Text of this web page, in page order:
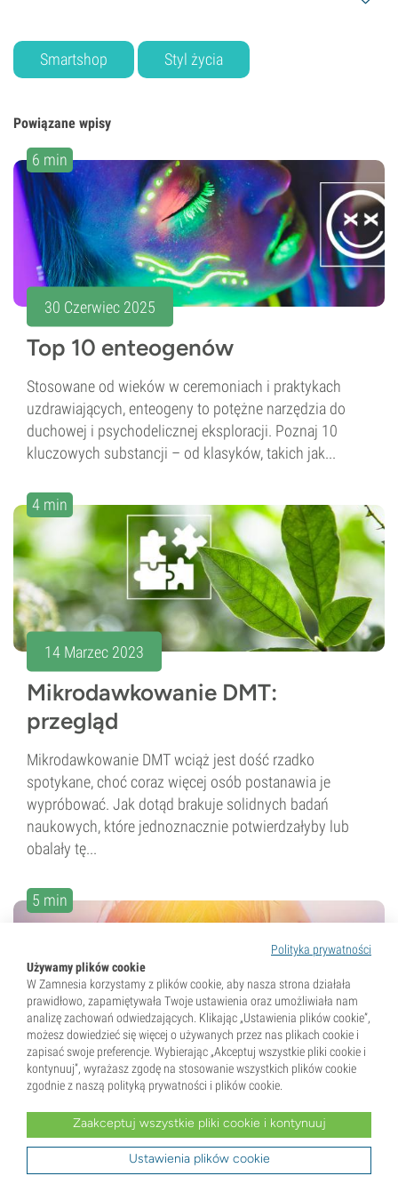
Smartshop Styl życia
Powiązane wpisy
6 min
30 Czerwiec 2025
Top 10 enteogenów
Stosowane od wieków w ceremoniach i praktykach
uzdrawiających, enteogeny to potężne narzędzia do
duchowej i psychodelicznej eksploracji. Poznaj 10
kluczowych substancji – od klasyków, takich jak...
4 min
14 Marzec 2023
Mikrodawkowanie DMT:
przegląd
Mikrodawkowanie DMT wciąż jest dość rzadko
spotykane, choć coraz więcej osób postanawia je
wypróbować. Jak dotąd brakuje solidnych badań
naukowych, które jednoznacznie potwierdzałyby lub
obalały tę...
5 min
18 Październik 2017
Czy DMT może wywołać
doświadczenie poza ciałem?
Doświadczenia poza ciałem, w skrócie OOBE, to
zjawisko, które przy odrobinie treningu może osiągnąć
Polityka prywatności
Używamy plików cookie
W Zamnesia korzystamy z plików cookie, aby nasza strona działała
prawidłowo, zapamiętywała Twoje ustawienia oraz umożliwiała nam
analizę zachowań odwiedzających. Klikając „Ustawienia plików cookie”,
możesz dowiedzieć się więcej o używanych przez nas plikach cookie i
zapisać swoje preferencje. Wybierając „Akceptuj wszystkie pliki cookie i
kontynuuj”, wyrażasz zgodę na stosowanie wszystkich plików cookie
zgodnie z naszą polityką prywatności i plików cookie.
Zaakceptuj wszystkie pliki cookie i kontynuuj
Ustawienia plików cookie